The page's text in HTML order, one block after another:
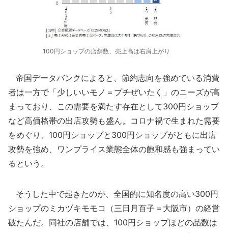
100円ショップの店舗数、売上高は右肩上がり
帝国データバンクによると、節約志向を強めている消費
者は一方で「少しいいモノ＝プチぜいたく」のニーズが高
まっており、この需要を満たす存在として300円ショップ
など高価格帯の出店攻勢も盛ん。コロナ禍で生まれた需要
をめぐり、100円ショップと300円ショップがともに出店
攻勢を強め、ワンプライス業態全体の飽和感も強まってい
るという。
そうした中で起きたのが、全国的に知名度の高い300円
ショップのミカヅキモモコ（三日月百子＝大阪市）の経営
破たんだ。同社の店舗では、100円ショップほどの品数は